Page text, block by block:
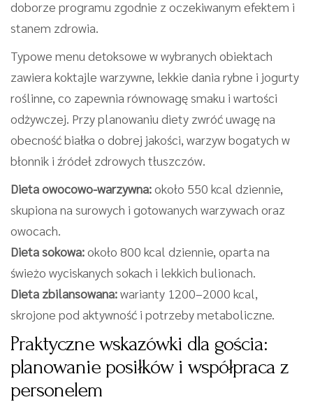
doborze programu zgodnie z oczekiwanym efektem i
stanem zdrowia.
Typowe menu detoksowe w wybranych obiektach
zawiera koktajle warzywne, lekkie dania rybne i jogurty
roślinne, co zapewnia równowagę smaku i wartości
odżywczej. Przy planowaniu diety zwróć uwagę na
obecność białka o dobrej jakości, warzyw bogatych w
błonnik i źródeł zdrowych tłuszczów.
Dieta owocowo-warzywna:około 550 kcal dziennie,
skupiona na surowych i gotowanych warzywach oraz
owocach.
Dieta sokowa:około 800 kcal dziennie, oparta na
świeżo wyciskanych sokach i lekkich bulionach.
Dieta zbilansowana:warianty 1200–2000 kcal,
skrojone pod aktywność i potrzeby metaboliczne.
Praktyczne wskazówki dla gościa:
planowanie posiłków i współpraca z
personelem